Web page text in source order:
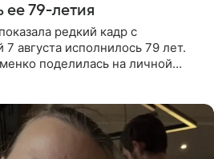
ее 79-летия
редкий кадр с
августа исполнилось 79 лет.
поделилась на личной